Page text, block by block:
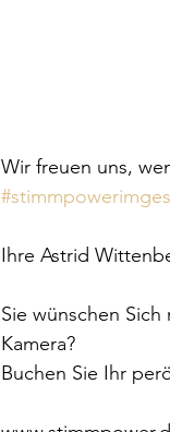
Wir freuen uns,
Ihre Astrid
Sie wünschen
Kamera?
Buchen Sie Ihr